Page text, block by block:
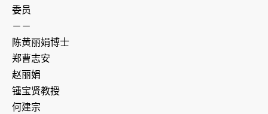
委员
－－
陈黄丽娟博士
郑曹志安
赵丽娟
锺宝贤教授
何建宗